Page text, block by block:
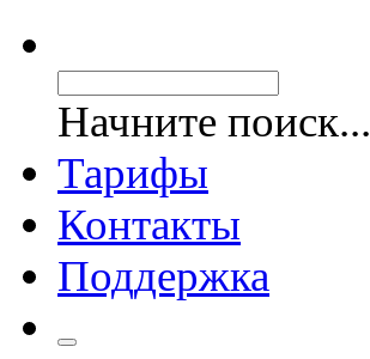
Начните поиск...
Тарифы
Контакты
Поддержка